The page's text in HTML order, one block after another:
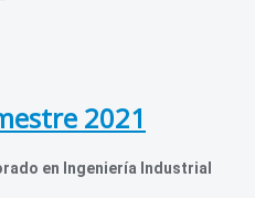
2021
en Ingeniería Industrial